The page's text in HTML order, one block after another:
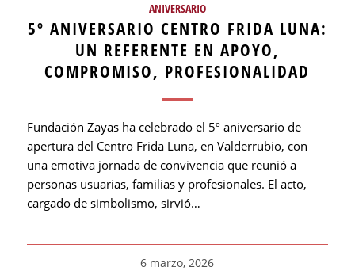
ANIVERSARIO
5º ANIVERSARIO CENTRO FRIDA LUNA:
UN REFERENTE EN APOYO,
COMPROMISO, PROFESIONALIDAD
Fundación Zayas ha celebrado el 5º aniversario de
apertura del Centro Frida Luna, en Valderrubio, con
una emotiva jornada de convivencia que reunió a
personas usuarias, familias y profesionales. El acto,
cargado de simbolismo, sirvió…
6 marzo, 2026